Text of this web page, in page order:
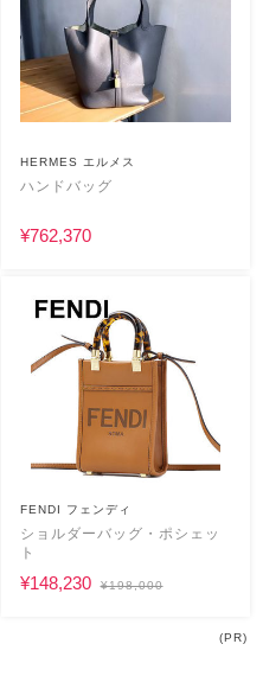
HERMES エルメス
ハンドバッグ
¥762,370
FENDI フェンディ
ショルダーバッグ・ポシェッ
ト
¥148,230 ¥198,000
(PR)